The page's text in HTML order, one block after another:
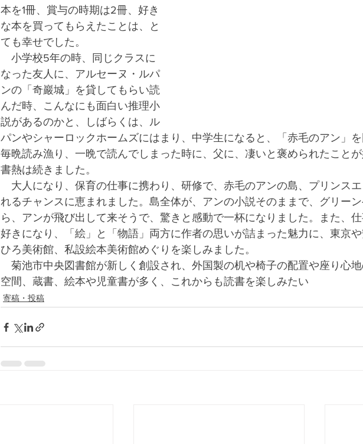
本を1冊、賞与の時期は2冊、好き
な本を買ってもらえたことは、と
ても幸せでした。
小学校5年の時、同じクラスに
なった友人に、アルセーヌ・ルパ
ンの「奇巖城」を貸してもらい読
んだ時、こんなにも面白い推理小
説があるのかと、しばらくは、ル
パンやシャーロックホームズにはまり、中学生になると、「赤毛のアン」
毎晩読み漁り、一晩で読んでしまった時に、父に、凄いと褒められたこと
書熱は続きました。
大人になり、保育の仕事に携わり、研修で、赤毛のアンの島、プリンス
れるチャンスに恵まれました。島全体が、アンの小説そのままで、グリー
ら、アンが飛び出して来そうで、驚きと感動で一杯になりました。また、
好きになり、「絵」と「物語」両方に作者の思いが詰まった魅力に、東京
ひろ美術館、私設絵本美術館めぐりを楽しみました。
菊池市中央図書館が新しく創設され、外国製の机や椅子の配置や座り心
空間、蔵書、絵本や児童書が多く、これからも読書を楽しみたい
寄稿・投稿